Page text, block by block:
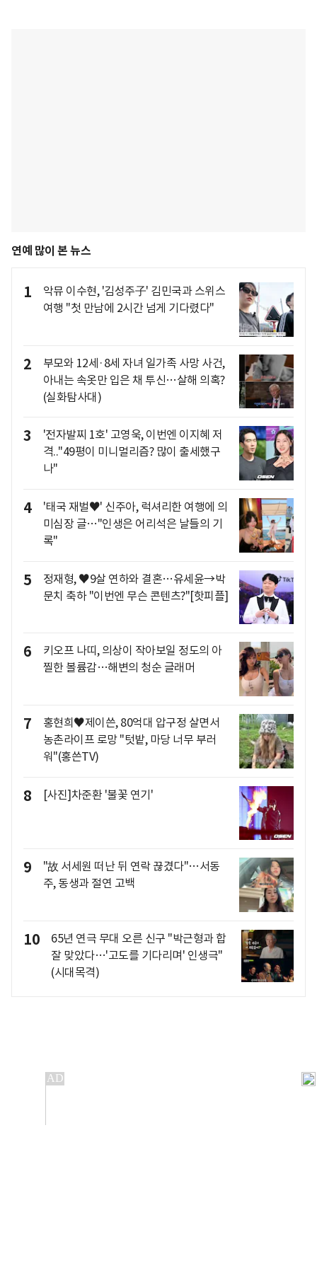
연예 많이 본 뉴스
1
악뮤 이수현, '김성주子' 김민국과 스위스
여행 "첫 만남에 2시간 넘게 기다렸다"
2
부모와 12세·8세 자녀 일가족 사망 사건,
아내는 속옷만 입은 채 투신…살해 의혹?
(실화탐사대)
3
'전자발찌 1호' 고영욱, 이번엔 이지혜 저
격.."49평이 미니멀리즘? 많이 출세했구
나"
4
'태국 재벌♥' 신주아, 럭셔리한 여행에 의
미심장 글…"인생은 어리석은 날들의 기
록"
5
정재형, ♥9살 연하와 결혼…유세윤→박
문치 축하 "이번엔 무슨 콘텐츠?"[핫피플]
6
키오프 나띠, 의상이 작아보일 정도의 아
찔한 볼륨감…해변의 청순 글래머
7
홍현희♥제이쓴, 80억대 압구정 살면서
농촌라이프 로망 "텃밭, 마당 너무 부러
워"(홍쓴TV)
8 [사진]차준환 '불꽃 연기'
9
"故 서세원 떠난 뒤 연락 끊겼다"…서동
주, 동생과 절연 고백
10
65년 연극 무대 오른 신구 "박근형과 합
잘 맞았다…'고도를 기다리며' 인생극"
(시대목격)